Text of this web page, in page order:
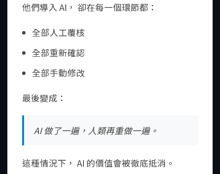
他們導入 AI， 卻在每一個環節都：
全部人工覆核
全部重新確認
全部手動修改
最後變成：
AI 做了一遍，人類再重做一遍。
這種情況下， AI 的價值會被徹底抵消。